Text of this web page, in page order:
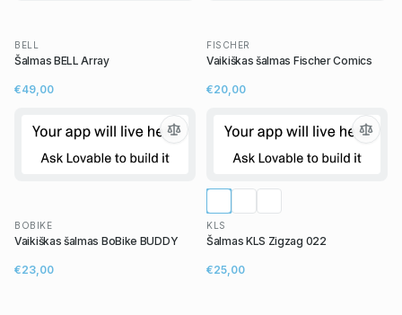
BELL
Šalmas BELL Array
€49,00
FISCHER
Vaikiškas šalmas Fischer Comics
€20,00
BOBIKE
Vaikiškas šalmas BoBike BUDDY
€23,00
KLS
Šalmas KLS Zigzag 022
€25,00